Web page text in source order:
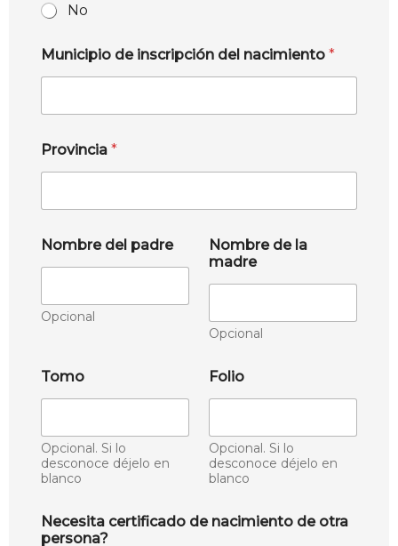
No
Municipio de inscripción del nacimiento *
Provincia *
Nombre del padre
Opcional
Nombre de la
madre
Opcional
Tomo
Opcional. Si lo
desconoce déjelo en
blanco
Folio
Opcional. Si lo
desconoce déjelo en
blanco
Necesita certificado de nacimiento de otra
persona?